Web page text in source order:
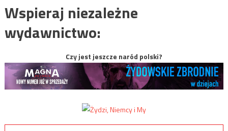
Wspieraj niezależne
wydawnictwo:
Czy jest jeszcze naród polski?